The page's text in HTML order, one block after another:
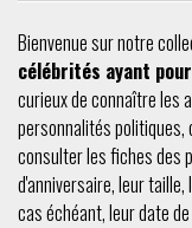
Bienvenue sur notre
célébrités ayant
curieux de connaître les
personnalités
consulter les fiches des
d'anniversaire, leur
cas échéant, leur date